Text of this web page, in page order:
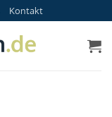
Kontakt